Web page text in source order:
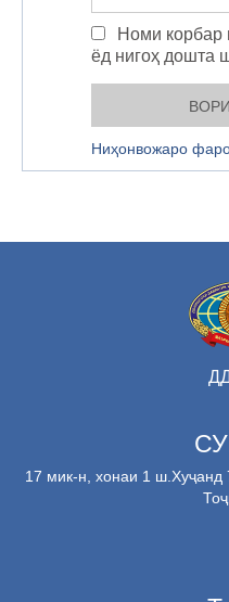
Номи корбар
ёд нигоҳ дошта
Ниҳонвожаро
17 мик-н, хонаи 1 ш.Хуҷанд